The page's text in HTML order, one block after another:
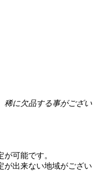
稀に欠品する事がござい
可能です。
出来ない地域がござい